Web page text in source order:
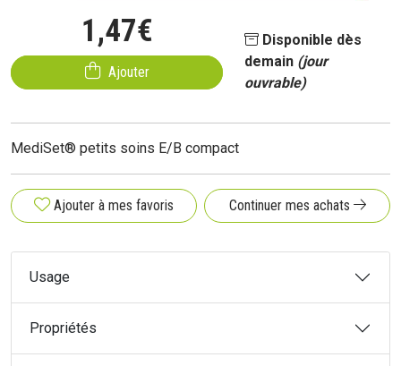
1,47€
Ajouter
Disponible dès
demain (jour
ouvrable)
MediSet® petits soins E/B compact
Ajouter à mes favoris Continuer mes achats
Usage
Propriétés